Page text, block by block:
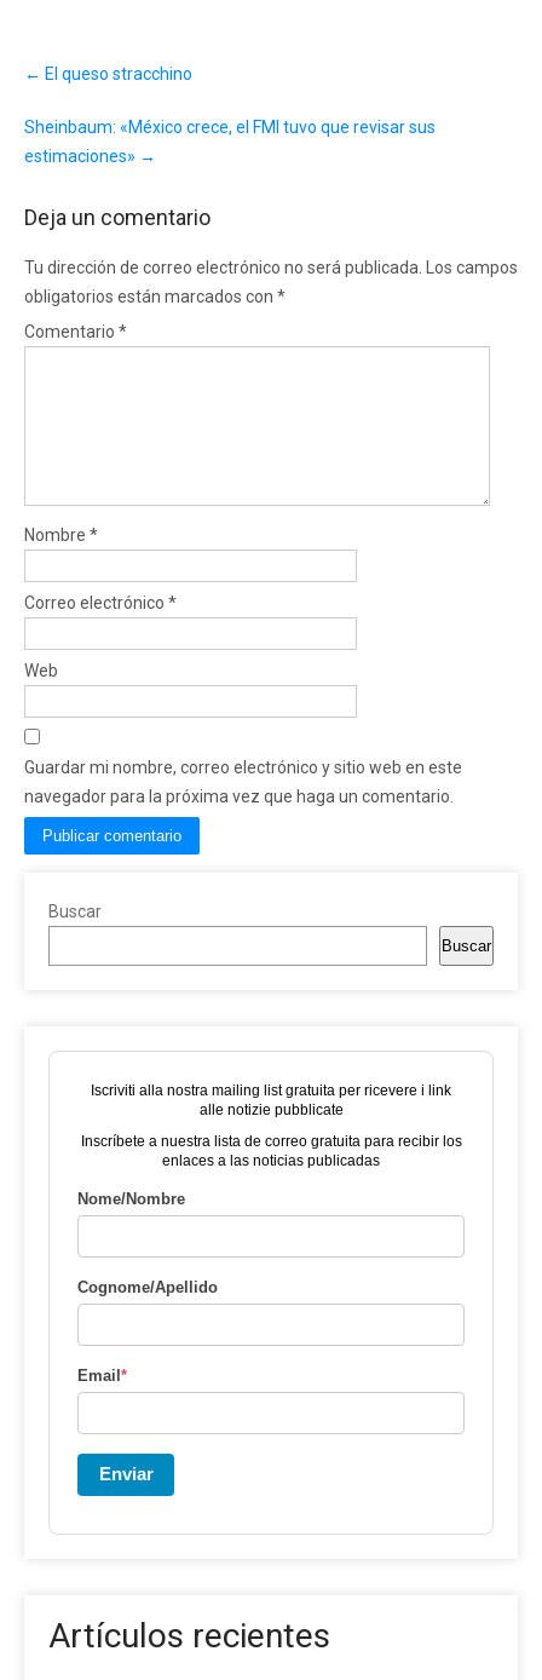
navigation
← El queso stracchino
Sheinbaum: «México crece, el FMI tuvo que revisar sus
estimaciones» →
Deja un comentario
Tu dirección de correo electrónico no será publicada.
Los campos
obligatorios están marcados con *
Comentario *
Nombre *
Correo electrónico *
Web
Guardar mi nombre, correo electrónico y sitio web en este
navegador para la próxima vez que haga un comentario.
Buscar
Buscar
Iscriviti alla nostra mailing list gratuita per ricevere i link
alle notizie pubblicate
Inscríbete a nuestra lista de correo gratuita para recibir los
enlaces a las noticias publicadas
Nome/Nombre
Cognome/Apellido
Email*
Enviar
Artículos recientes